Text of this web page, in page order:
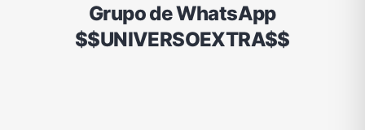
Divulgação Educação Emagrecimento e Perda de Peso
Grupo de WhatsApp
$$UNIVERSOEXTRA$$